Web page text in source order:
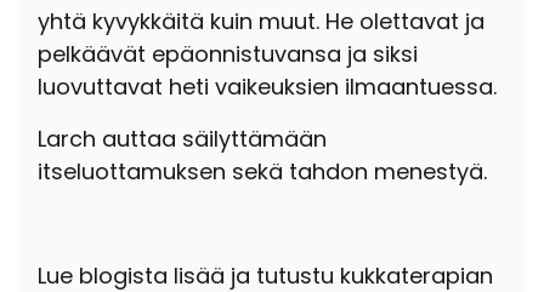
yhtä kyvykkäitä kuin muut. He olettavat ja
pelkäävät epäonnistuvansa ja siksi
luovuttavat heti vaikeuksien ilmaantuessa.
Larch auttaa säilyttämään
itseluottamuksen sekä tahdon menestyä.
Lue blogista lisää ja tutustu kukkaterapian